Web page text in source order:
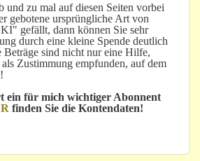
und zu mal auf diesen Seiten vorbei
gebotene ursprüngliche Art von
gefällt, dann können Sie sehr
durch eine kleine Spende deutlich
Beträge sind nicht nur eine Hilfe,
Zustimmung empfunden, auf dem
ein für mich wichtiger Abonnent
finden Sie die Kontendaten!